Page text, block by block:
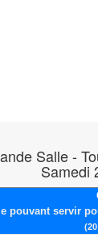
Salle -
Samedi
pouvant servir